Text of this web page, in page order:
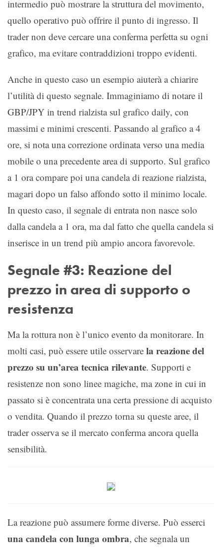
intermedio può mostrare la struttura del movimento,
quello operativo può offrire il punto di ingresso. Il
trader non deve cercare una conferma perfetta su ogni
grafico, ma evitare contraddizioni troppo evidenti.
Anche in questo caso un esempio aiuterà a chiarire
l’utilità di questo segnale. Immaginiamo di notare il
GBP/JPY in trend rialzista sul grafico daily, con
massimi e minimi crescenti. Passando al grafico a 4
ore, si nota una correzione ordinata verso una media
mobile o una precedente area di supporto. Sul grafico
a 1 ora compare poi una candela di reazione rialzista,
magari dopo un falso affondo sotto il minimo locale.
In questo caso, il segnale di entrata non nasce solo
dalla candela a 1 ora, ma dal fatto che quella candela si
inserisce in un trend più ampio ancora favorevole.
Segnale #3: Reazione del
prezzo in area di supporto o
resistenza
Ma la rottura non è l’unico evento da monitorare. In
molti casi, può essere utile osservare la reazione del
prezzo su un’area tecnica rilevante. Supporti e
resistenze non sono linee magiche, ma zone in cui in
passato si è concentrata una certa pressione di acquisto
o vendita. Quando il prezzo torna su queste aree, il
trader osserva se il mercato conferma ancora quella
sensibilità.
La reazione può assumere forme diverse. Può esserci
una candela con lunga ombra, che segnala un